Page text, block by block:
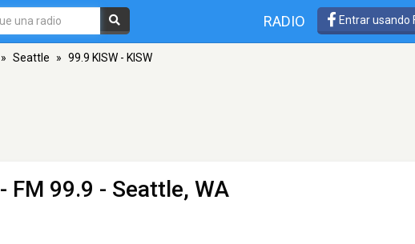
RADIO Entrar usando
» Seattle » 99.9 KISW - KISW
- FM 99.9 - Seattle, WA